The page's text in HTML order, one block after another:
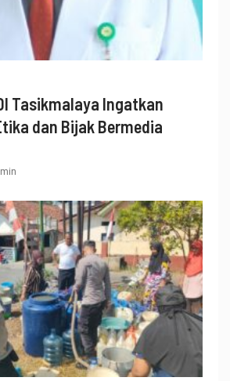
Tasikmalaya Ingatkan
dan Bijak Bermedia